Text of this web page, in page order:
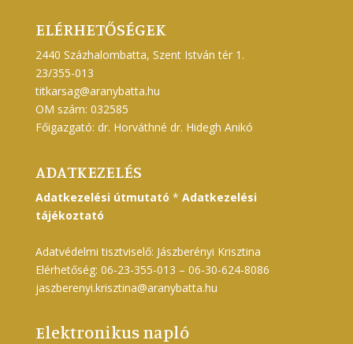
ELÉRHETŐSÉGEK
2440 Százhalombatta, Szent István tér 1.
23/355-013
titkarsag@aranybatta.hu
OM szám: 032585
Főigazgató: dr. Horváthné dr. Hidegh Anikó
ADATKEZELÉS
Adatkezelési útmutató * Adatkezelési
tájékoztató
Adatvédelmi tisztviselő: Jászberényi Krisztina
Elérhetőség: 06-23-355-013 – 06-30-624-8086
jaszberenyi.krisztina@aranybatta.hu
Elektronikus napló